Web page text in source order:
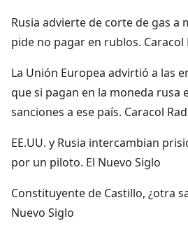
Rusia advierte de corte de gas a
pide no pagar en rublos. Caracol
La Unión Europea advirtió a las
que si pagan en la moneda rusa
sanciones a ese país. Caracol
EE.UU. y Rusia intercambian
por un piloto. El Nuevo Siglo
Constituyente de Castillo, ¿otra
Nuevo Siglo